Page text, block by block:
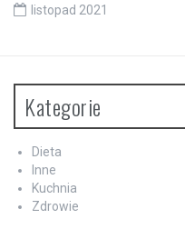
listopad 2021
Kategorie
Dieta
Inne
Kuchnia
Zdrowie